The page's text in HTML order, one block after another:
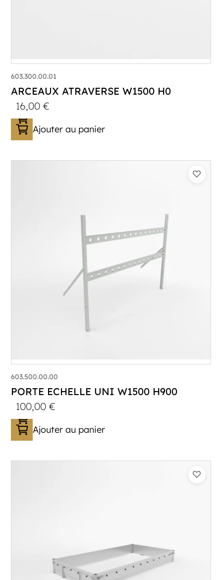
603.300.00.01
ARCEAUX ATRAVERSE W1500 H0
16,00€
Ajouter au panier
603.500.00.00
PORTE ECHELLE UNI W1500 H900
100,00€
Ajouter au panier